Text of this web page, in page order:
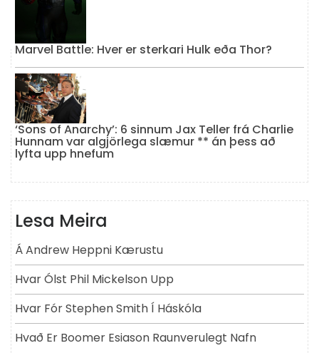
Marvel Battle: Hver er sterkari Hulk eða Thor?
‘Sons of Anarchy’: 6 sinnum Jax Teller frá Charlie
Hunnam var algjörlega slæmur ** án þess að
lyfta upp hnefum
Lesa Meira
Á Andrew Heppni Kærustu
Hvar Ólst Phil Mickelson Upp
Hvar Fór Stephen Smith Í Háskóla
Hvað Er Boomer Esiason Raunverulegt Nafn